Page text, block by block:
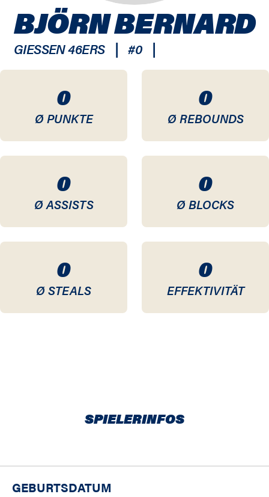
0
Ø PUNKTE
0
Ø REBOUNDS
0
Ø ASSISTS
0
Ø BLOCKS
0
Ø STEALS
0
EFFEKTIVITÄT
BJÖRN BERNARD
GIESSEN 46ERS | #0 |
SPIELERINFOS
GEBURTSDATUM